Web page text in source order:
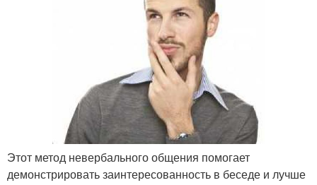
Этот метод невербального общения помогает
демонстрировать заинтересованность в беседе и лучше